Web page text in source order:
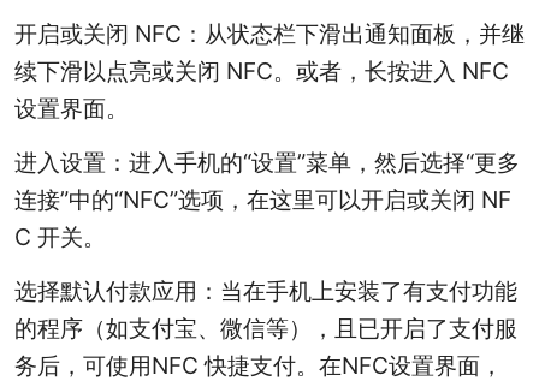
开启或关闭 NFC：‌从状态栏下滑出通知面板，‌并继
续下滑以点亮或关闭 NFC。‌或者，‌长按进入 NFC
设置界面。‌
进入设置：‌进入手机的“设置”菜单，‌然后选择“更多
连接”中的“NFC”选项，‌在这里可以开启或关闭 NF
C 开关。‌
选择默认付款应用：‌当在手机上安装了有支付功能
的程序（‌如支付宝、‌微信等）‌，‌且已开启了支付服
务后，‌可使用NFC 快捷支付。‌在NFC设置界面，‌